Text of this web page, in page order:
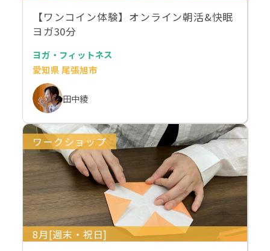
【ワンコイン体験】オンライン朝活&快眠
ヨガ30分
ヨガ・フィットネス
愛知県 尾張旭市
田中綾
ワークショップ
8月[週末・祝日]